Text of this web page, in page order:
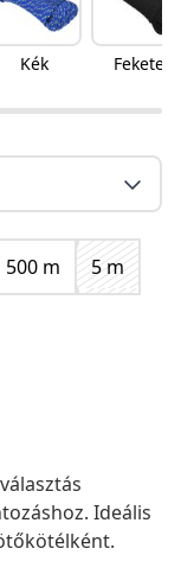
Kék Fekete
500 m
5 m
Ideális